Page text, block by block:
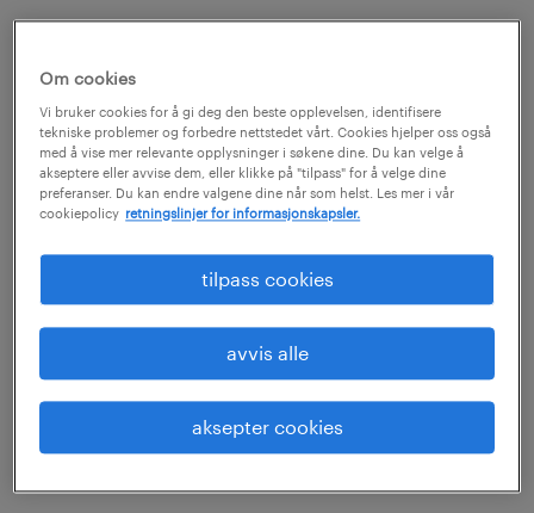
Kort oppsummert:
Velg referanser som faktisk kjenner
arbeidet ditt.
Spør alltid før du oppgir noen som
referanse.
Forbered referansene på rollen du søker.
Du trenger vanligvis ikke oppgi referanser
før arbeidsgiver ber om det.
Hva er en god referanse?
Om cookies
Vi bruker cookies for å gi deg den beste opplevelsen, identifisere
tekniske problemer og forbedre nettstedet vårt. Cookies hjelper oss også
med å vise mer relevante opplysninger i søkene dine. Du kan velge å
akseptere eller avvise dem, eller klikke på "tilpass" for å velge dine
preferanser. Du kan endre valgene dine når som helst. Les mer i vår
cookiepolicy retningslinjer for informasjonskapsler.
tilpass cookies
avvis alle
aksepter cookies